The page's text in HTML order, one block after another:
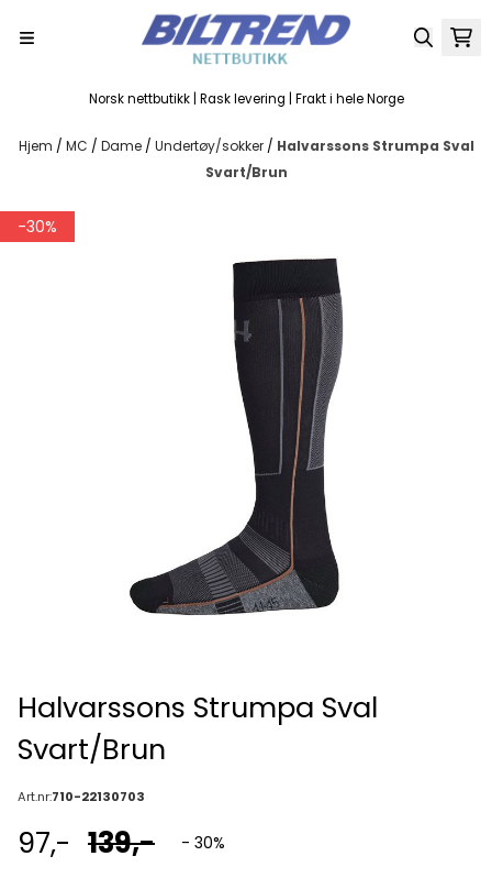
Norsk nettbutikk | Rask levering | Frakt i hele Norge
Hjem / MC / Dame / Undertøy/sokker / Halvarssons Strumpa Sval
Svart/Brun
-30%
Halvarssons Strumpa Sval
Svart/Brun
Art.nr:710-22130703
97,- 139,- - 30%